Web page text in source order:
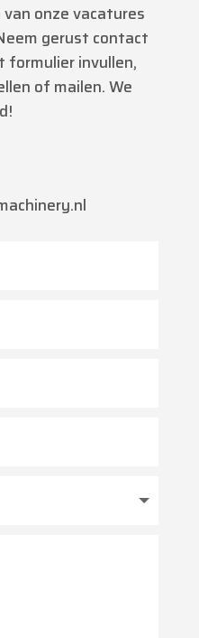
onze vacatures
gerust contact
formulier invullen,
of mailen. We